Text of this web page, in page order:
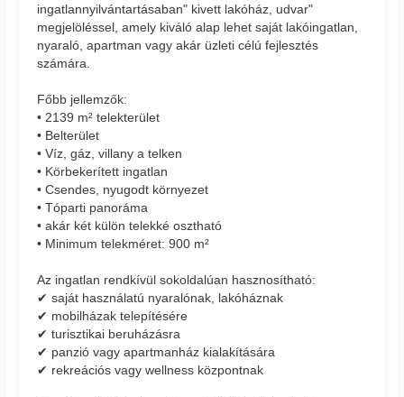
ingatlannyilvántartásaban" kivett lakóház, udvar"
megjelöléssel, amely kiváló alap lehet saját lakóingatlan,
nyaraló, apartman vagy akár üzleti célú fejlesztés
számára.
Főbb jellemzők:
• 2139 m² telekterület
• Belterület
• Víz, gáz, villany a telken
• Körbekerített ingatlan
• Csendes, nyugodt környezet
• Tóparti panoráma
• akár két külön telekké osztható
• Minimum telekméret: 900 m²
Az ingatlan rendkívül sokoldalúan hasznosítható:
✔ saját használatú nyaralónak, lakóháznak
✔ mobilházak telepítésére
✔ turisztikai beruházásra
✔ panzió vagy apartmanház kialakítására
✔ rekreációs vagy wellness központnak